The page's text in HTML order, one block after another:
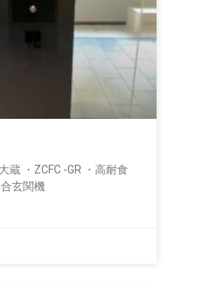
蔵 ・ZCFC -GR ・高耐食
玄関機